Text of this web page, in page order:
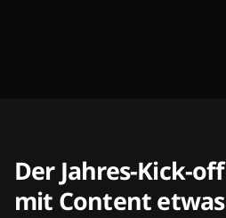
Der Jahres-Kick-
mit Content